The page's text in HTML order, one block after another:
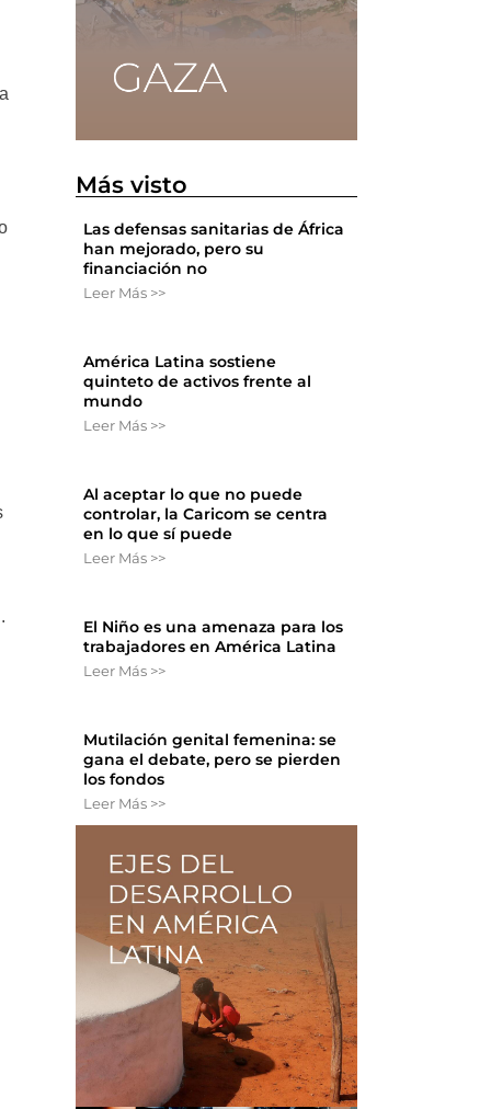
Más visto
Las defensas sanitarias de África
han mejorado, pero su
financiación no
Leer Más >>
América Latina sostiene
quinteto de activos frente al
mundo
Leer Más >>
Al aceptar lo que no puede
controlar, la Caricom se centra
en lo que sí puede
Leer Más >>
El Niño es una amenaza para los
trabajadores en América Latina
Leer Más >>
Mutilación genital femenina: se
gana el debate, pero se pierden
los fondos
Leer Más >>